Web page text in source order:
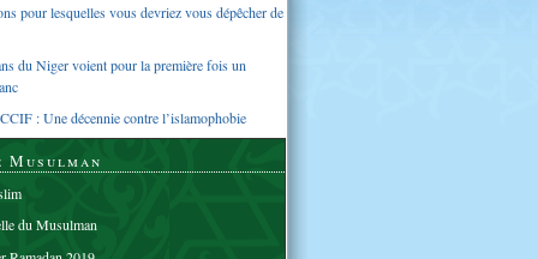
pour lesquelles vous devriez vous dépêcher de
du Niger voient pour la première fois un
: Une décennie contre l’islamophobie
Musulman
du Musulman